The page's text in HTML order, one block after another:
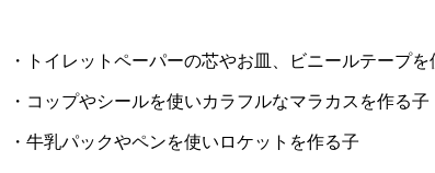
・トイレットペーパーの芯やお皿、ビニールテープ
・コップやシールを使いカラフルなマラカスを作る子
・牛乳パックやペンを使いロケットを作る子